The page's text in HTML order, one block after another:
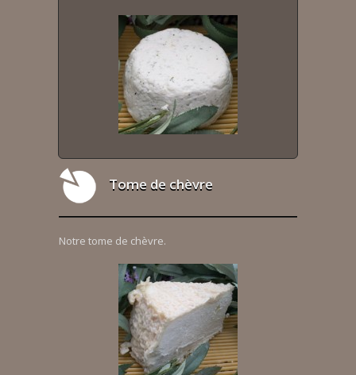
Tome de chèvre
Notre tome de chèvre.